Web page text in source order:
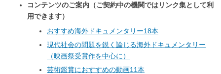
コンテンツのご案内（ご契約中の機関ではリンク集として利
用できます）
おすすめ海外ドキュメンタリー18本
現代社会の問題を鋭く論じる海外ドキュメンタリー
（映画祭受賞作を中心に）
芸術鑑賞におすすめの動画11本